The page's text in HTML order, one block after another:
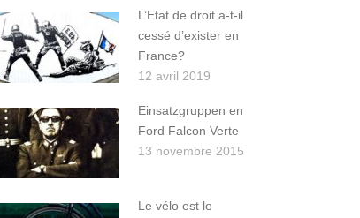
L’Etat de droit a-t-il
cessé d’exister en
France?
12 avril 2019
Einsatzgruppen en
Ford Falcon Verte
13 novembre 2015
Le vélo est le